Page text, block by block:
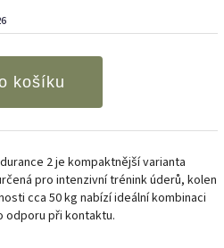
košíku
2 je kompaktnější varianta
pro intenzivní trénink úderů, kolen
cca 50 kg nabízí ideální kombinaci
odporu při kontaktu.